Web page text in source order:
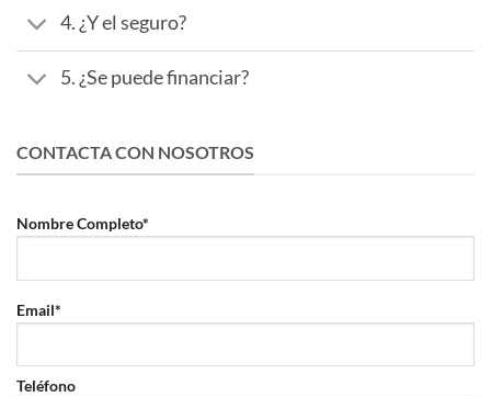
4. ¿Y el seguro?
5. ¿Se puede financiar?
CONTACTA CON NOSOTROS
Nombre Completo*
Email*
Teléfono